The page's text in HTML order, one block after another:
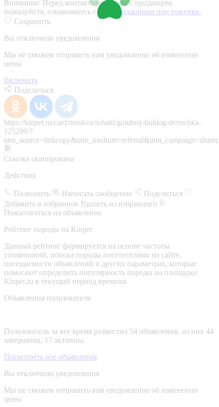
Внимание: Перед контактированием с продавцом,
пожалуйста, ознакомьтесь с рекомендациями при покупке.
Сохранить
Вы отключили уведомления
Мы не сможем отправить вам уведомление об изменении
цены
Включить
Поделиться
https://kinpet.ru/card/moskva/sobaki/goluboy-buldog-devochka-
125290/?
Ссылка скопирована
Действия
Позвонить Написать сообщение
Поделиться
Добавить в избранное Удалить из избранного
Пожаловаться на объявление
Рейтинг породы на Kinpet
Данный рейтинг формируется на основе частоты
упоминаний, поиска породы посетителями на сайте,
посещаемости объявлений и других параметрах, которые
помогают определить популярность породы на площадке
Kinpet.ru в текущий период времени.
Объявления пользователя
Пользователь за все время разместил 54 объявления, из них 44
завершены, 17 активны.
Посмотреть все объявления
Вы отключили уведомления
Мы не сможем отправить вам уведомление об изменении
цены